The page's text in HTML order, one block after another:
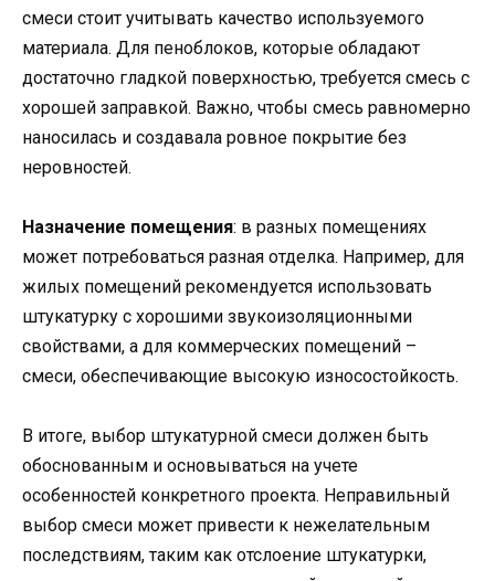
смеси стоит учитывать качество используемого
материала. Для пеноблоков, которые обладают
достаточно гладкой поверхностью, требуется смесь с
хорошей заправкой. Важно, чтобы смесь равномерно
наносилась и создавала ровное покрытие без
неровностей.
Назначение помещения: в разных помещениях
может потребоваться разная отделка. Например, для
жилых помещений рекомендуется использовать
штукатурку с хорошими звукоизоляционными
свойствами, а для коммерческих помещений –
смеси, обеспечивающие высокую износостойкость.
В итоге, выбор штукатурной смеси должен быть
обоснованным и основываться на учете
особенностей конкретного проекта. Неправильный
выбор смеси может привести к нежелательным
последствиям, таким как отслоение штукатурки,